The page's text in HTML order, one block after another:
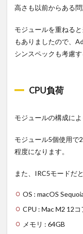
高さも以前からある問
モジュールを重ねる
もありましたので、
シンスペックも考慮す
CPU負荷
モジュールの構成に
モジュール5個使用で
程度になります。
また、IRC5モードだ
OS : macOS
CPU : Mac M2 12コ
メモリ : 64GB